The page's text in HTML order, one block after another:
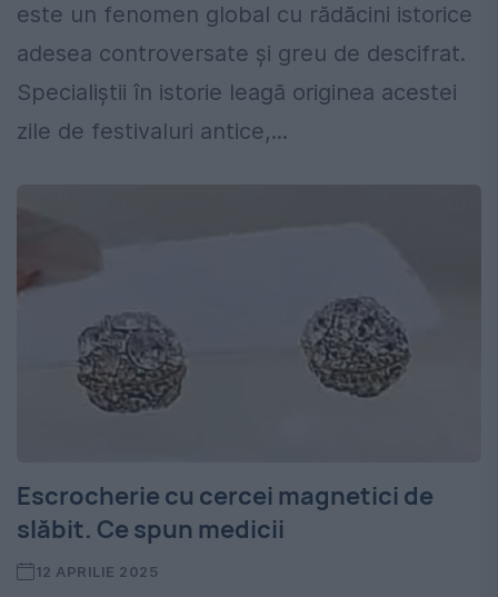
este un fenomen global cu rădăcini istorice
adesea controversate și greu de descifrat.
Specialiștii în istorie leagă originea acestei
zile de festivaluri antice,...
Escrocherie cu cercei magnetici de
slăbit. Ce spun medicii
12 APRILIE 2025